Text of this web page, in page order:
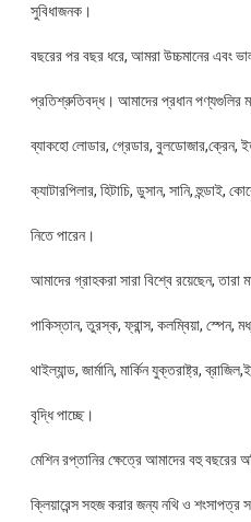
সুবিধাজনক।
বছরের পর বছর ধরে, আমরা উচ্চমানের এবং
প্রতিশ্রুতিবদ্ধ। আমাদের প্রধান পণ্যগুলির
ব্যাকহো লোডার, গ্রেডার, বুলডোজার,ক্রেন,
ক্যাটারপিলার, হিটাচি, ডুসান, সানি, হুন্ডাই,
নিতে পারেন।
আমাদের গ্রাহকরা সারা বিশ্বে রয়েছেন, তারা
পাকিস্তান, তুরস্ক, ফ্রান্স, কলম্বিয়া, স্পেন,
থাইল্যান্ড, জার্মানি, মার্কিন যুক্তরাষ্ট্র,
বৃদ্ধি পাচ্ছে।
মেশিন রপ্তানির ক্ষেত্রে আমাদের বহু বছরের
ক্লিয়ারেন্স সহজ করার জন্য নথি ও শংসাপত্র